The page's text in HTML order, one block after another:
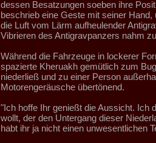
dessen Besatzungen soeben ihre
beschrieb eine Geste mit seiner
die Luft vom Lärm aufheulender
Vibrieren des Antigravpanzers nahm
Während die Fahrzeuge in lockerer
spazierte Kheruakh gemütlich zum
niederließ und zu einer Person
Motorengeräusche übertönend.
"Ich hoffe Ihr genießt die Aussicht. Ich
wollt, der den Untergang dieser
habt ihr ja nicht einen unwesentlichen